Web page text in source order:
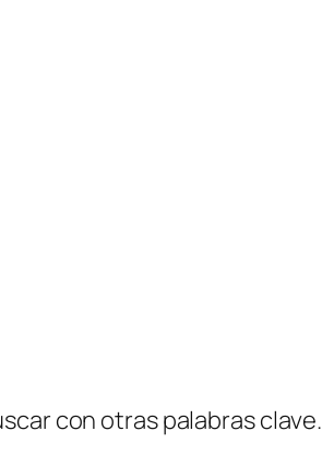
con otras palabras clave.